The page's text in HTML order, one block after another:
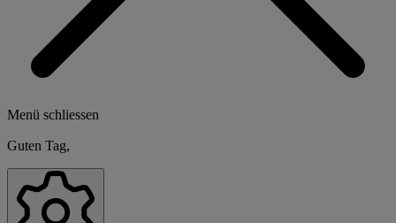
Menü schliessen
Guten Tag,